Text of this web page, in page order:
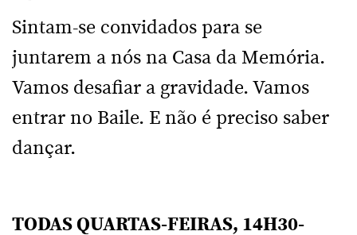
Sintam-se convidados para se
juntarem a nós na Casa da Memória.
Vamos desafiar a gravidade. Vamos
entrar no Baile. E não é preciso saber
dançar.
TODAS QUARTAS-FEIRAS, 14H30-